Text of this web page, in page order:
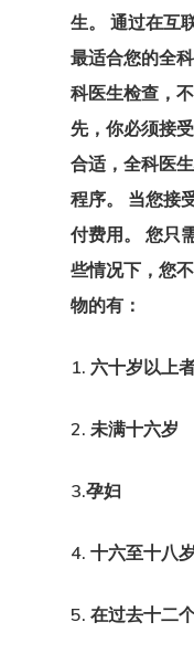
生。 通过在互
最适合您的全
科医生检查，
先，你必须接
合适，全科医
程序。 当您接
付费用。 您只
些情况下，您
物的有：
1. 六十岁以上者
2. 未满十六岁
3.孕妇
4. 十六至十八
5. 在过去十二